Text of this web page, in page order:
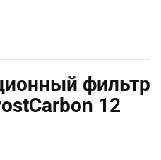
фильтр
12